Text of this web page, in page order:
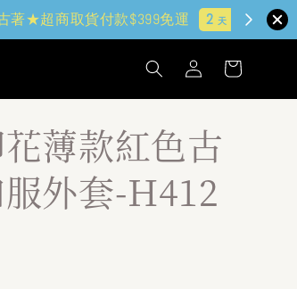
薄款紅色古
外套-H412